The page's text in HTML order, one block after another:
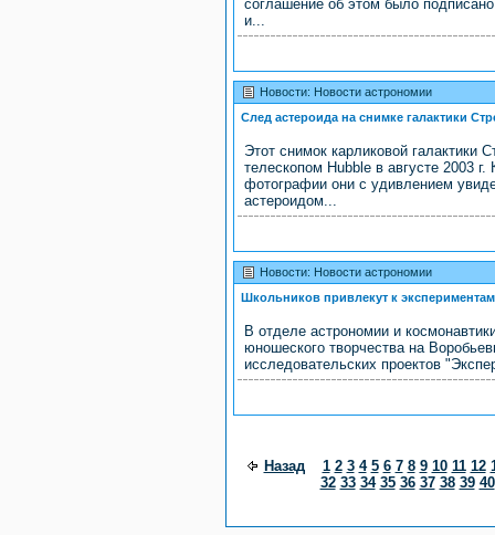
соглашение об этом было
и...
Новости: Новости астрономии
След астероида на снимке галактики
Этот снимок карликовой галактики
телескопом Hubble в августе 2003
фотографии они с удивлением
астероидом...
Новости: Новости астрономии
Школьников привлекут к
В отделе астрономии и
юношеского творчества на
исследовательских проектов
Назад 1 2 3 4 5 6 7 8 9 10 11 12
32 33 34 35 36 37 38 39 40